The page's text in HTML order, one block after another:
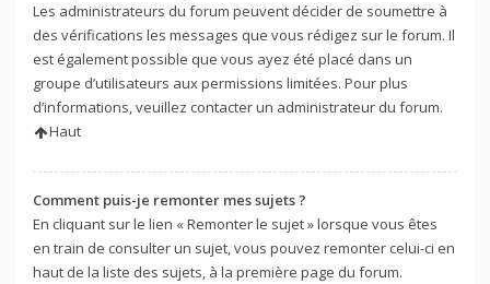
Les administrateurs du forum peuvent décider de soumettre à
des vérifications les messages que vous rédigez sur le forum. Il
est également possible que vous ayez été placé dans un
groupe d’utilisateurs aux permissions limitées. Pour plus
d’informations, veuillez contacter un administrateur du forum.
Haut
Comment puis-je remonter mes sujets ?
En cliquant sur le lien « Remonter le sujet » lorsque vous êtes
en train de consulter un sujet, vous pouvez remonter celui-ci en
haut de la liste des sujets, à la première page du forum.